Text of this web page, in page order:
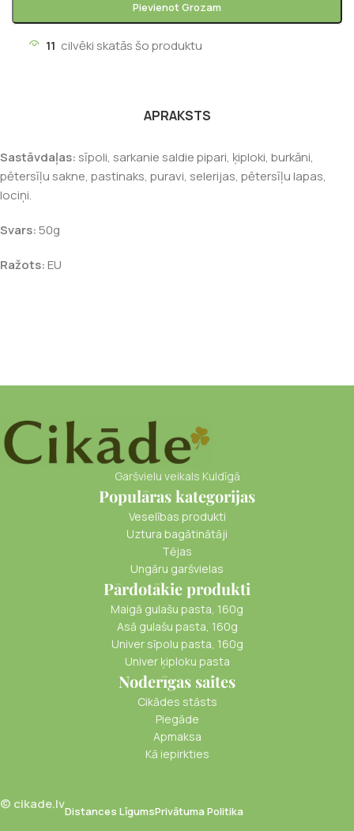
Pievienot Grozam
11 cilvēki skatās šo produktu
APRAKSTS
Sastāvdaļas: sīpoli, sarkanie saldie pipari, ķiploki, burkāni,
pētersīļu sakne, pastinaks, puravi, selerijas, pētersīļu lapas,
lociņi.
Svars:50g
Ražots:EU
Garšvielu veikals Kuldīgā
Populāras kategorijas
Veselības produkti
Uztura bagātinātāji
Tējas
Ungāru garšvielas
Pārdotākie produkti
Maigā gulašu pasta, 160g
Asā gulašu pasta, 160g
Univer sīpolu pasta, 160g
Univer ķiploku pasta
Noderīgas saites
Cikādes stāsts
Piegāde
Apmaksa
Kā iepirkties
© cikade.lvDistances LīgumsPrivātuma Politika